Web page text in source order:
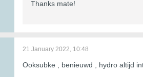
Thanks mate!
21 January 2022, 10:48
Ooksubke , benieuwd , hydro altijd